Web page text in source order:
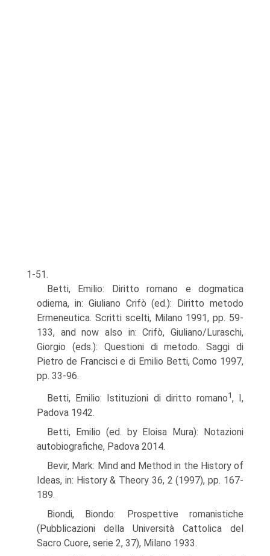
1-51.
Betti, Emilio: Diritto romano e dogmatica
odierna, in: Giuliano Crifò (ed.): Diritto metodo
Ermeneutica. Scritti scelti, Milano 1991, pp. 59-
133, and now also in: Crifò, Giuliano/Luraschi,
Giorgio (eds.): Questioni di metodo. Saggi di
Pietro de Francisci e di Emilio Betti, Como 1997,
pp. 33-96.
Betti, Emilio: Istituzioni di diritto romano1, I,
Padova 1942.
Betti, Emilio (ed. by Eloisa Mura): Notazioni
autobiografiche, Padova 2014.
Bevir, Mark: Mind and Method in the History of
Ideas, in: History & Theory 36, 2 (1997), pp. 167-
189.
Biondi, Biondo: Prospettive romanistiche
(Pubblicazioni della Università Cattolica del
Sacro Cuore, serie 2, 37), Milano 1933.